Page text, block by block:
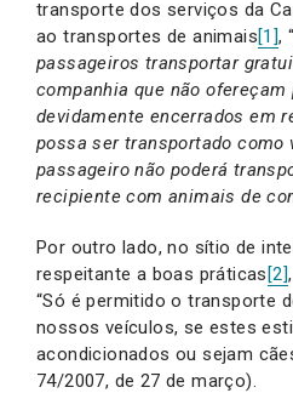
transporte dos serviços da
ao transportes de animais[1],
passageiros transportar
companhia que não
devidamente encerrados em
possa ser transportado como
passageiro não poderá
recipiente com animais de
Por outro lado, no sítio de
respeitante a boas práticas [2]
“Só é permitido o transporte
nossos veículos, se estes
acondicionados ou sejam
74/2007, de 27 de março).